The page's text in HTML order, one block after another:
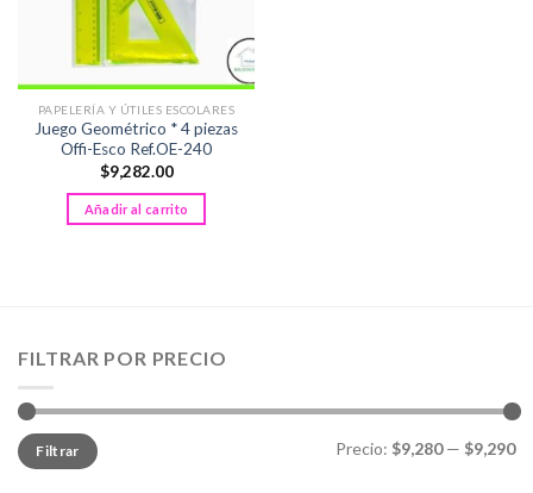
PAPELERÍA Y ÚTILES ESCOLARES
Juego Geométrico * 4 piezas
Offi-Esco Ref.OE-240
$9,282.00
Añadir al carrito
FILTRAR POR PRECIO
Precio
mínimo
Precio
máximo
Filtrar Precio: $9,280— $9,290